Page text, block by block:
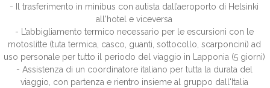
- Il trasferimento in minibus con autista dall’aeroporto di Helsinki
all'hotel e viceversa
- L’abbigliamento termico necessario per le escursioni con le
motoslitte (tuta termica, casco, guanti, sottocollo, scarponcini) ad
uso personale per tutto il periodo del viaggio in Lapponia (5 giorni)
- Assistenza di un coordinatore italiano per tutta la durata del
viaggio, con partenza e rientro insieme al gruppo dall'Italia